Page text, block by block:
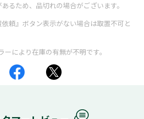
るため、品切れの場合がございます。
頼』ボタン表示がない場合は取置不可と
により在庫の有無が不明です。